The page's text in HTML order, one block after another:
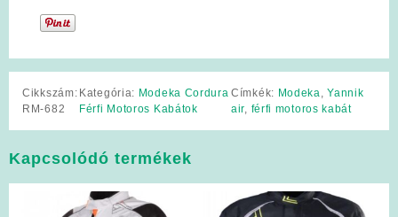
Cikkszám:
RM-682
Kategória: Modeka Cordura
Férfi Motoros Kabátok
Címkék: Modeka,Yannik
air, férfi motoros kabát
Kapcsolódó termékek